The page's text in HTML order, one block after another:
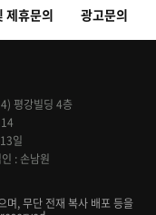
제휴문의 광고문의
평강빌딩 4층
일
손남원
며, 무단 전재 복사 배포 등을